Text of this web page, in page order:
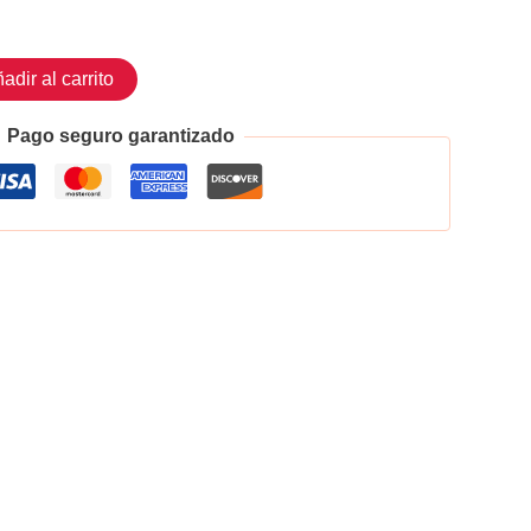
al carrito
Pago seguro garantizado